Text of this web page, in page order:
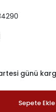
günü
Sepete Ekle